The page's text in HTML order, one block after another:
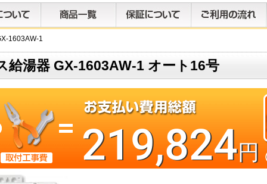
1603AW-1
給湯器 GX-1603AW-1 オート16号
219,824円